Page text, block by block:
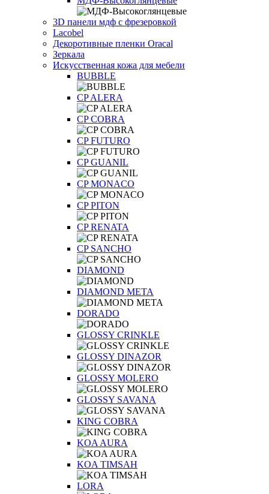
3D панели мдф с фрезеровкой
Lacobel
Декоротивные пленки Oracal
Зеркала
Искусственная кожа для мебели
BUBBLE
CP ALERA
CP COBRA
CP FUTURO
CP GUANIL
CP MONACO
CP PITON
CP RENATA
CP SANCHO
DIAMOND
DIAMOND META
DORADO
GLOSSY CRINKLE
GLOSSY DINAZOR
GLOSSY MOLERO
GLOSSY SAVANA
KING COBRA
KOA AURA
KOA TIMSAH
LORA